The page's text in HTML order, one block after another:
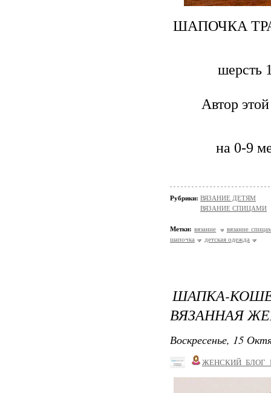
ШАПОЧКА
шерсть
Автор
на 0-9
Рубрики: ВЯЗАНИЕ ДЕТЯМ
ВЯЗАНИЕ СПИЦАМИ
Метки: вязание
вязание
шапочка
детская одежда
ШАПКА-
ВЯЗАННАЯ
Воскресенье, 15